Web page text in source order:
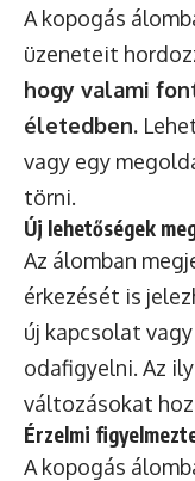
A kopogás
üzeneteit
hogy valami
életedben.
vagy egy
törni.
Új lehetőségek
Az álomban
érkezését is
új kapcsolat
odafigyelni. Az
változásokat
Érzelmi
A kopogás